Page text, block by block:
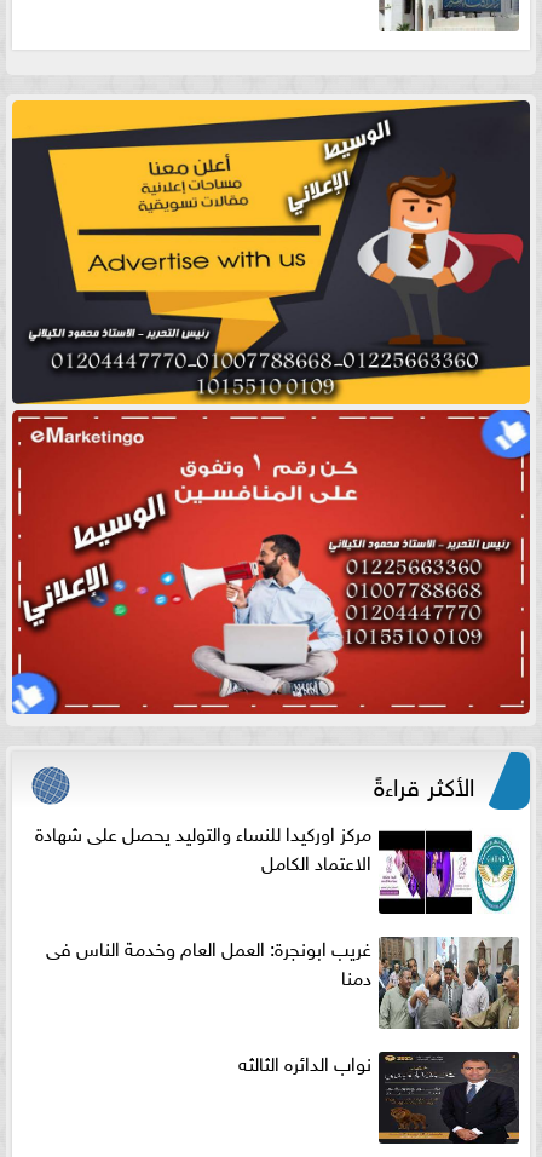
الأكثر قراءةً
مركز اوركيدا للنساء والتوليد يحصل على شهادة
الاعتماد الكامل
غريب ابونجرة: العمل العام وخدمة الناس فى
دمنا
نواب الدائره الثالثه